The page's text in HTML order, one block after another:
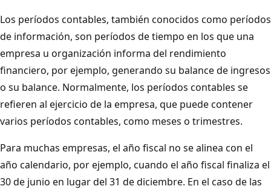
Los períodos contables, también conocidos como períodos
de información, son períodos de tiempo en los que una
empresa u organización informa del rendimiento
financiero, por ejemplo, generando su balance de ingresos
o su balance. Normalmente, los períodos contables se
refieren al ejercicio de la empresa, que puede contener
varios períodos contables, como meses o trimestres.
Para muchas empresas, el año fiscal no se alinea con el
año calendario, por ejemplo, cuando el año fiscal finaliza el
30 de junio en lugar del 31 de diciembre. En el caso de las